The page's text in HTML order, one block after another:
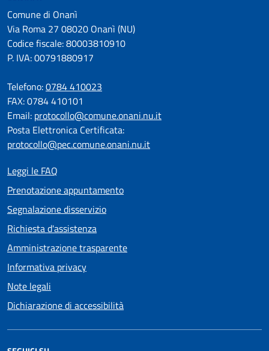
Comune di Onanì
Via Roma 27 08020 Onanì (NU)
Codice fiscale: 80003810910
P. IVA: 00791880917
Telefono:0784 410023
FAX: 0784 410101
Email: protocollo@comune.onani.nu.it
Posta Elettronica Certificata:
protocollo@pec.comune.onani.nu.it
Leggi le FAQ
Prenotazione appuntamento
Segnalazione disservizio
Richiesta d'assistenza
Amministrazione trasparente
Informativa privacy
Note legali
Dichiarazione di accessibilità